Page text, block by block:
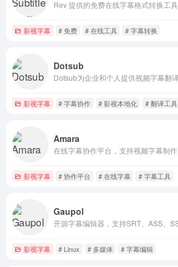
影视字幕 # 免费 # 在线工具 # 字幕转换
Dotsub
影视字幕 # 字幕协作 # 影视本地化 # 翻译工具
Amara
影视字幕 # 协作平台 # 在线字幕 # 字幕工具
Gaupol
影视字幕 # Linux # 多媒体 # 字幕编辑